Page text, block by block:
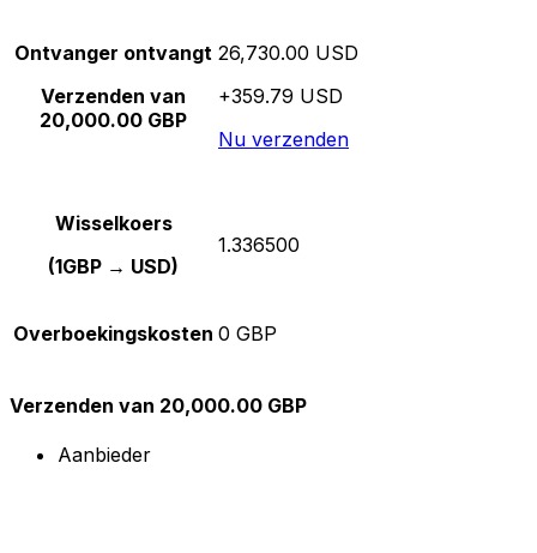
Ontvanger ontvangt
Verzenden van
20,000.00 GBP
26,730.00 USD
+359.79 USD
Nu verzenden
Wisselkoers
(1GBP → USD)
1.336500
Overboekingskosten 0 GBP
Verzenden van 20,000.00 GBP
Aanbieder